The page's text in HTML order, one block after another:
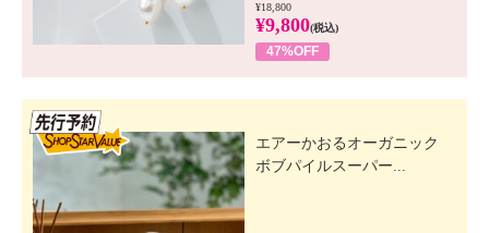
¥18,800
¥9,800(税込)
47%OFF
エアーかおるオーガニック
ボブパイルスーパー...